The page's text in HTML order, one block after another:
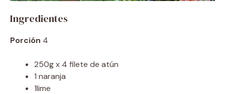
Ingredientes
Porción 4
250g x 4 filete de atún
1 naranja
1lime